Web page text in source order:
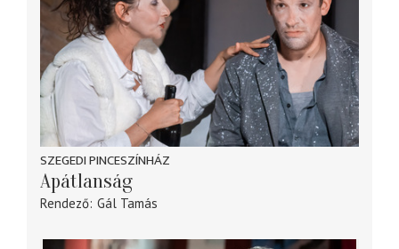
SZEGEDI PINCESZÍNHÁZ
Apátlanság
Rendező Gál Tamás